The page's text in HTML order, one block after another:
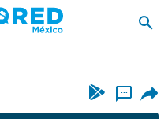
...